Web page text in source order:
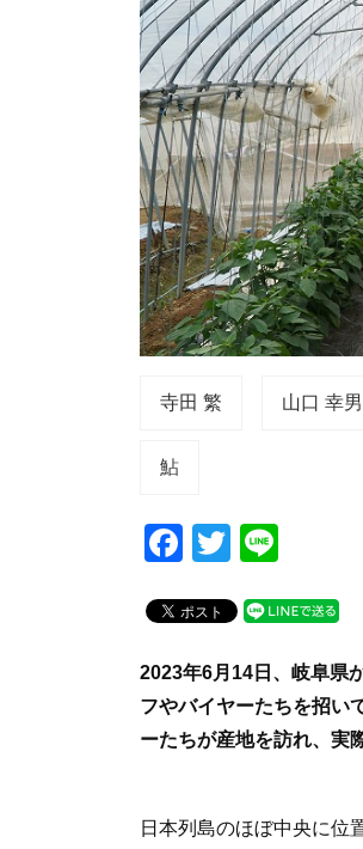
寺田 繁 山口 幸男
鮎
F
c
e
b
o
k
T
tt
er
e
2023年6月14日、岐阜県
フやバイヤーたちを招い
ーたちが産地を訪れ、実
日本列島のほぼ中央に位